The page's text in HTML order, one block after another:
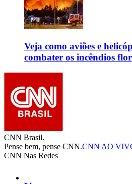
Veja como aviões e
combater os incêndios
CNN Brasil.
Pense bem, pense CNN.CNN AO
CNN Nas Redes